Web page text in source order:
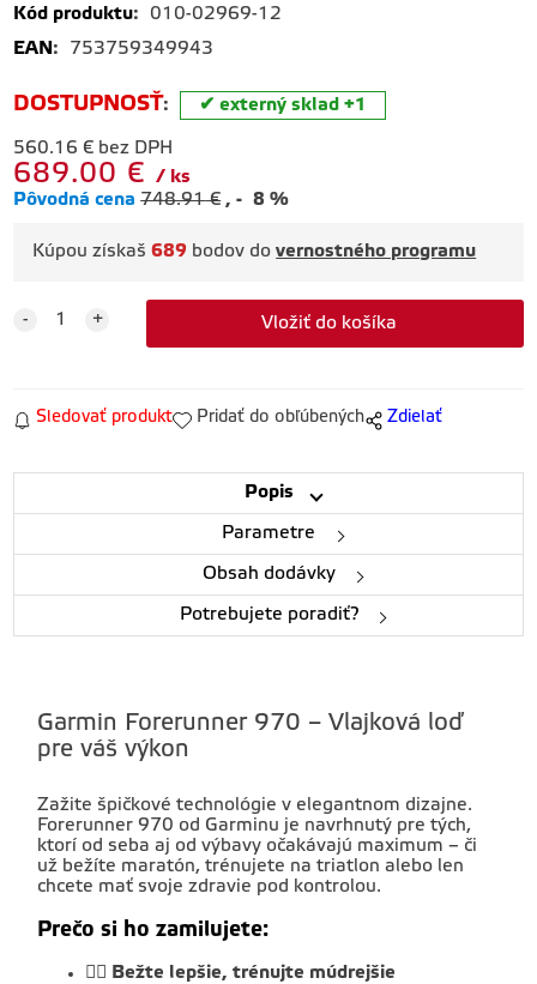
Kód produktu: 010-02969-12
EAN : 753759349943
DOSTUPNOSŤ: externý sklad +1
560.16 € bez DPH
689.00 €
ks
Pôvodná cena 748.91€ - 8 %
Kúpou získaš689 bodov dovernostného programu
Sledovať produkt Pridať do obľúbených Zdielať
Popis
Parametre
Obsah dodávky
Potrebujete poradiť?
Garmin Forerunner 970 – Vlajková loď
pre váš výkon
Zažite špičkové technológie v elegantnom dizajne.
Forerunner 970 od Garminu je navrhnutý pre tých,
ktorí od seba aj od výbavy očakávajú maximum – či
už bežíte maratón, trénujete na triatlon alebo len
chcete mať svoje zdravie pod kontrolou.
Prečo si ho zamilujete:
🏃‍♂️
Bežte lepšie, trénujte múdrejšie